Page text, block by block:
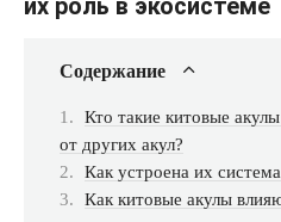
их роль в экосистеме
Содержание
Кто такие китовые
от других акул?
Как устроена их
Как китовые акулы